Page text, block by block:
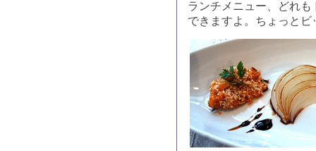
ランチメニュー、どれ
できますよ。ちょっとビ